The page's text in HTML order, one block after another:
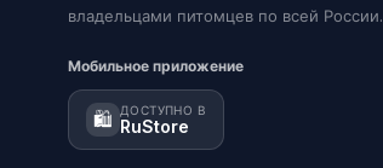
владельцами питомцев по всей России.
Мобильное приложение
🛍️ ДОСТУПНО В
RuStore